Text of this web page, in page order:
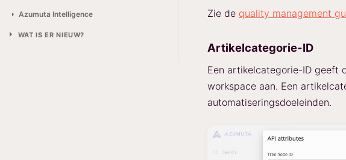
Azumuta Intelligence
WAT IS ER NIEUW?
Zie de quality management
Artikelcategorie-ID
Een artikelcategorie-ID geeft
workspace aan. Een
automatiseringsdoeleinden.